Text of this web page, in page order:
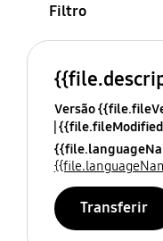
Filtro
Versão
Transferir